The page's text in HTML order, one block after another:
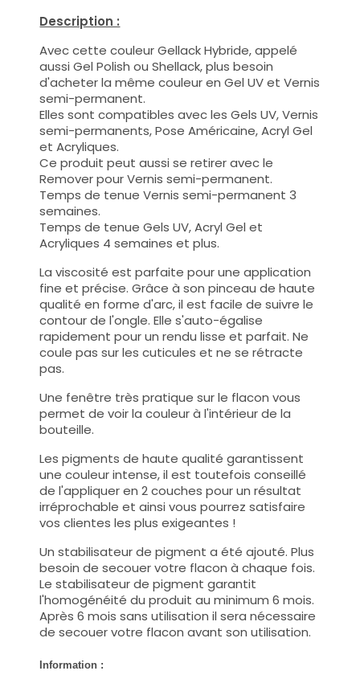
Description :
Avec cette couleur Gellack Hybride, appelé
aussi Gel Polish ou Shellack, plus besoin
d'acheter la même couleur en Gel UV et Vernis
semi-permanent.
Elles sont compatibles avec les Gels UV, Vernis
semi-permanents, Pose Américaine, Acryl Gel
et Acryliques.
Ce produit peut aussi se retirer avec le
Remover pour Vernis semi-permanent.
Temps de tenue Vernis semi-permanent 3
semaines.
Temps de tenue Gels UV, Acryl Gel et
Acryliques 4 semaines et plus.
La viscosité est parfaite pour une application
fine et précise. Grâce à son pinceau de haute
qualité en forme d'arc, il est facile de suivre le
contour de l'ongle. Elle s'auto-égalise
rapidement pour un rendu lisse et parfait. Ne
coule pas sur les cuticules et ne se rétracte
pas.
Une fenêtre très pratique sur le flacon vous
permet de voir la couleur à l'intérieur de la
bouteille.
Les pigments de haute qualité garantissent
une couleur intense, il est toutefois conseillé
de l'appliquer en 2 couches pour un résultat
irréprochable et ainsi vous pourrez satisfaire
vos clientes les plus exigeantes !
Un stabilisateur de pigment a été ajouté. Plus
besoin de secouer votre flacon à chaque fois.
Le stabilisateur de pigment garantit
l'homogénéité du produit au minimum 6 mois.
Après 6 mois sans utilisation il sera nécessaire
de secouer votre flacon avant son utilisation.
Information :